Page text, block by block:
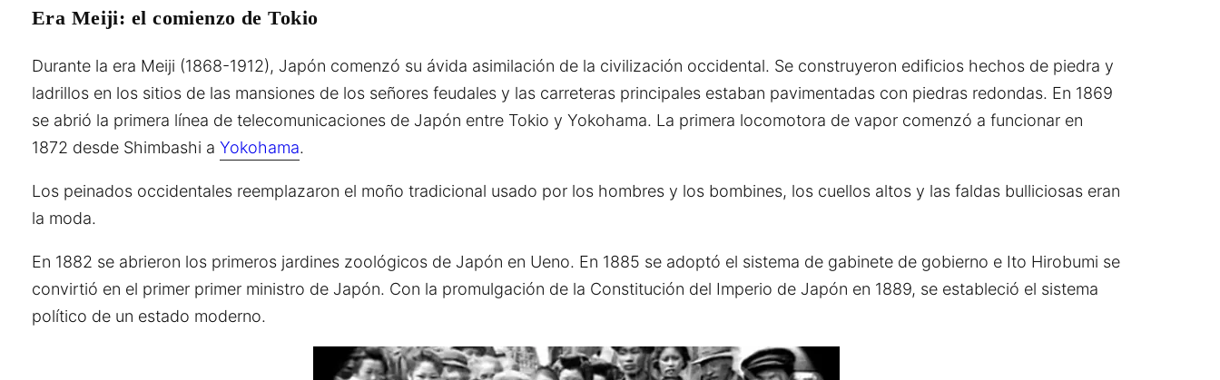
Era Meiji: el comienzo de Tokio
Durante la era Meiji (1868-1912), Japón comenzó su ávida asimilación de la civilización occidental. Se construyeron edificios hechos de piedra y
ladrillos en los sitios de las mansiones de los señores feudales y las carreteras principales estaban pavimentadas con piedras redondas. En 1869
se abrió la primera línea de telecomunicaciones de Japón entre Tokio y Yokohama. La primera locomotora de vapor comenzó a funcionar en
1872 desde Shimbashi a Yokohama.
Los peinados occidentales reemplazaron el moño tradicional usado por los hombres y los bombines, los cuellos altos y las faldas bulliciosas eran
la moda.
En 1882 se abrieron los primeros jardines zoológicos de Japón en Ueno. En 1885 se adoptó el sistema de gabinete de gobierno e Ito Hirobumi se
convirtió en el primer primer ministro de Japón. Con la promulgación de la Constitución del Imperio de Japón en 1889, se estableció el sistema
político de un estado moderno.